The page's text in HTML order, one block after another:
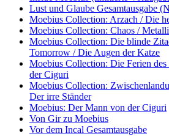
Lust und Glaube Gesamtausgabe
Moebius Collection: Arzach / Die
Moebius Collection: Chaos /
Moebius Collection: Die blinde
Tomorrow / Die Augen der Katze
Moebius Collection: Die Ferien
der Ciguri
Moebius Collection:
Der irre Ständer
Moebius: Der Mann von der Ciguri
Von Gir zu Moebius
Vor dem Incal Gesamtausgabe